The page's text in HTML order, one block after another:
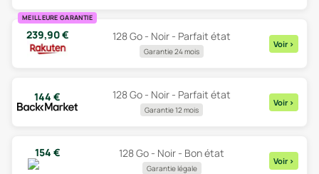
MEILLEURE GARANTIE
239,90€ 128 Go - Noir - Parfait état
Garantie 24 mois
Voir >
144 € 128 Go - Noir - Parfait état
Garantie 12 mois
Voir >
154 € 128 Go - Noir - Bon état
Garantie légale
Voir >